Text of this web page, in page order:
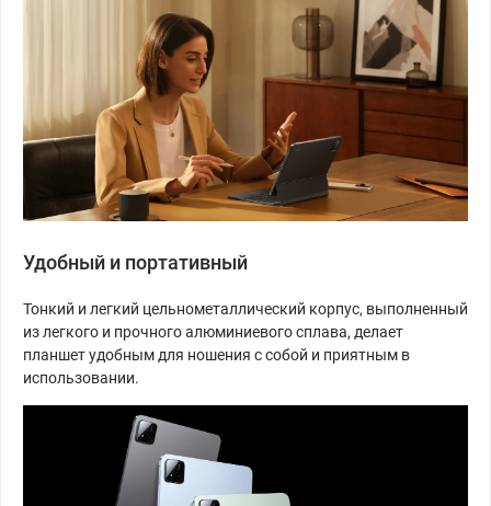
Удобный и портативный
Тонкий и легкий цельнометаллический корпус, выполненный
из легкого и прочного алюминиевого сплава, делает
планшет удобным для ношения с собой и приятным в
использовании.